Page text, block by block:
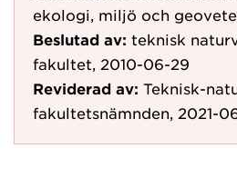
ekologi, miljö och
Beslutad av: teknisk
fakultet, 2010-06-29
Reviderad av: Teknisk-
fakultetsnämnden, 2021-